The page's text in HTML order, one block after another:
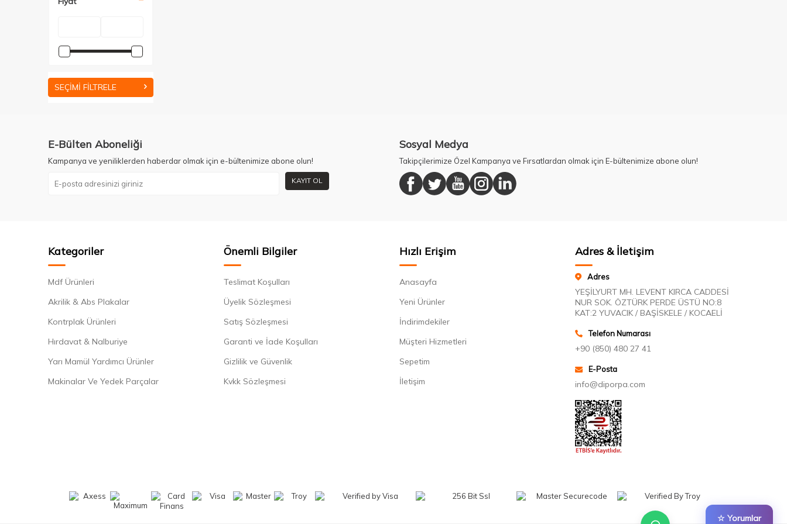
☆ Yorumlar
SEÇIMI FILTRELE
E-Bülten Aboneliği
Kampanya ve yeniliklerden haberdar olmak için e-bültenimize abone olun!
KAYIT OL
Sosyal Medya
Takipçilerimize Özel Kampanya ve Fırsatlardan olmak için E-bültenimize abone olun!
Kategoriler
Mdf Ürünleri
Akrilik & Abs Plakalar
Kontrplak Ürünleri
Hırdavat & Nalburiye
Yarı Mamül Yardımcı Ürünler
Makinalar Ve Yedek Parçalar
Önemli Bilgiler
Teslimat Koşulları
Üyelik Sözleşmesi
Satış Sözleşmesi
Garanti ve İade Koşulları
Gizlilik ve Güvenlik
Kvkk Sözleşmesi
Hızlı Erişim
Anasayfa
Yeni Ürünler
İndirimdekiler
Müşteri Hizmetleri
Sepetim
İletişim
Adres & İletişim
Adres
YEŞİLYURT MH. LEVENT KIRCA CADDESİ
NUR SOK. ÖZTÜRK PERDE ÜSTÜ NO:8
KAT:2 YUVACIK / BAŞİSKELE / KOCAELİ
Telefon Numarası
+90 (850) 480 27 41
E-Posta
info@diporpa.com